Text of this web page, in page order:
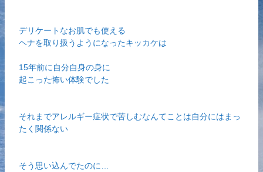
デリケートなお肌でも使える
ヘナを取り扱うようになったキッカケは
15年前に自分自身の身に
起こった怖い体験でした
それまでアレルギー症状で苦しむなんてことは自分にはまっ
たく関係ない
そう思い込んでたのに…